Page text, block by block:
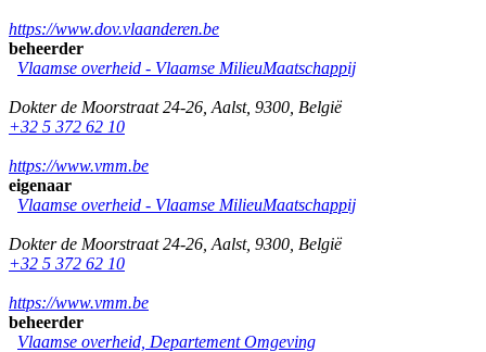
https://www.dov.vlaanderen.be
beheerder
Vlaamse overheid - Vlaamse MilieuMaatschappij
Dokter de Moorstraat 24-26 Aalst, 9300 België
+32 5 372 62 10
https://www.vmm.be
eigenaar
Vlaamse overheid - Vlaamse MilieuMaatschappij
Dokter de Moorstraat 24-26 Aalst, 9300 België
+32 5 372 62 10
https://www.vmm.be
beheerder
Vlaamse overheid, Departement Omgeving